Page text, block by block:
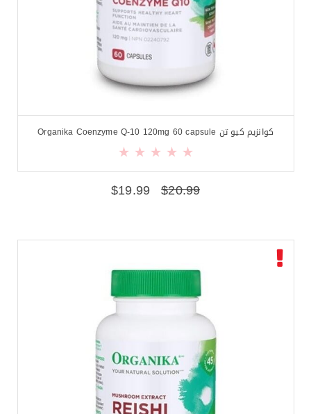
كوانزيم كيو تن Organika Coenzyme Q-10 120mg 60 capsule
$20.99
$19.99